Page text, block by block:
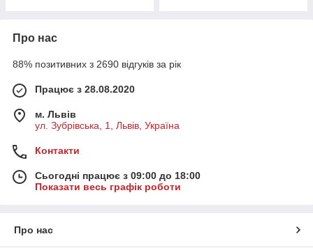
Про нас
88% позитивних з 2690 відгуків за рік
Працює з 28.08.2020
м. Львів
ул. Зубрівська, 1, Львів, Україна
Контакти
Сьогодні працює з 09:00 до 18:00
Показати весь графік роботи
Про нас